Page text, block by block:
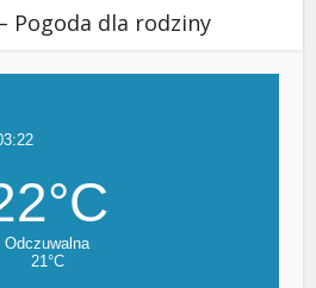
Pogoda dla rodziny